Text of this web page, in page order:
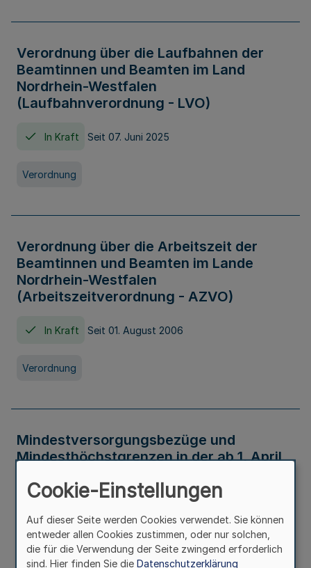
Verordnung über die Laufbahnen der
Beamtinnen und Beamten im Land
Nordrhein-Westfalen
(Laufbahnverordnung - LVO)
In Kraft Seit 07. Juni 2025
Verordnung
Verordnung über die Arbeitszeit der
Beamtinnen und Beamten im Lande
Nordrhein-Westfalen
(Arbeitszeitverordnung - AZVO)
In Kraft Seit 01. August 2006
Verordnung
Mindestversorgungsbezüge und
Mindesthöchstgrenzen in der ab 1. April
Verwaltungsvorschrift
Cookie-Einstellungen
Auf dieser Seite werden Cookies verwendet. Sie können
entweder allen Cookies zustimmen, oder nur solchen,
die für die Verwendung der Seite zwingend erforderlich
sind. Hier finden Sie die Datenschutzerklärung